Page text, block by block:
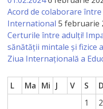
Acord de colaborare între
International 5 februarie
Certurile între adulți!
sănătății mintale și fizice
Ziua Internațională a
L Ma Mi J V S
D
1
2